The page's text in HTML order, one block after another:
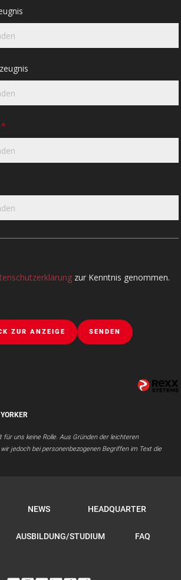
*
zur Kenntnis genommen.
ZUR ANZEIGE SENDEN
für uns keine Rolle. Aus Gründen der leichteren
jedoch bei personenbezogenen Begriffen im Text die
NEWS HEADQUARTER
AUSBILDUNG/STUDIUM FAQ